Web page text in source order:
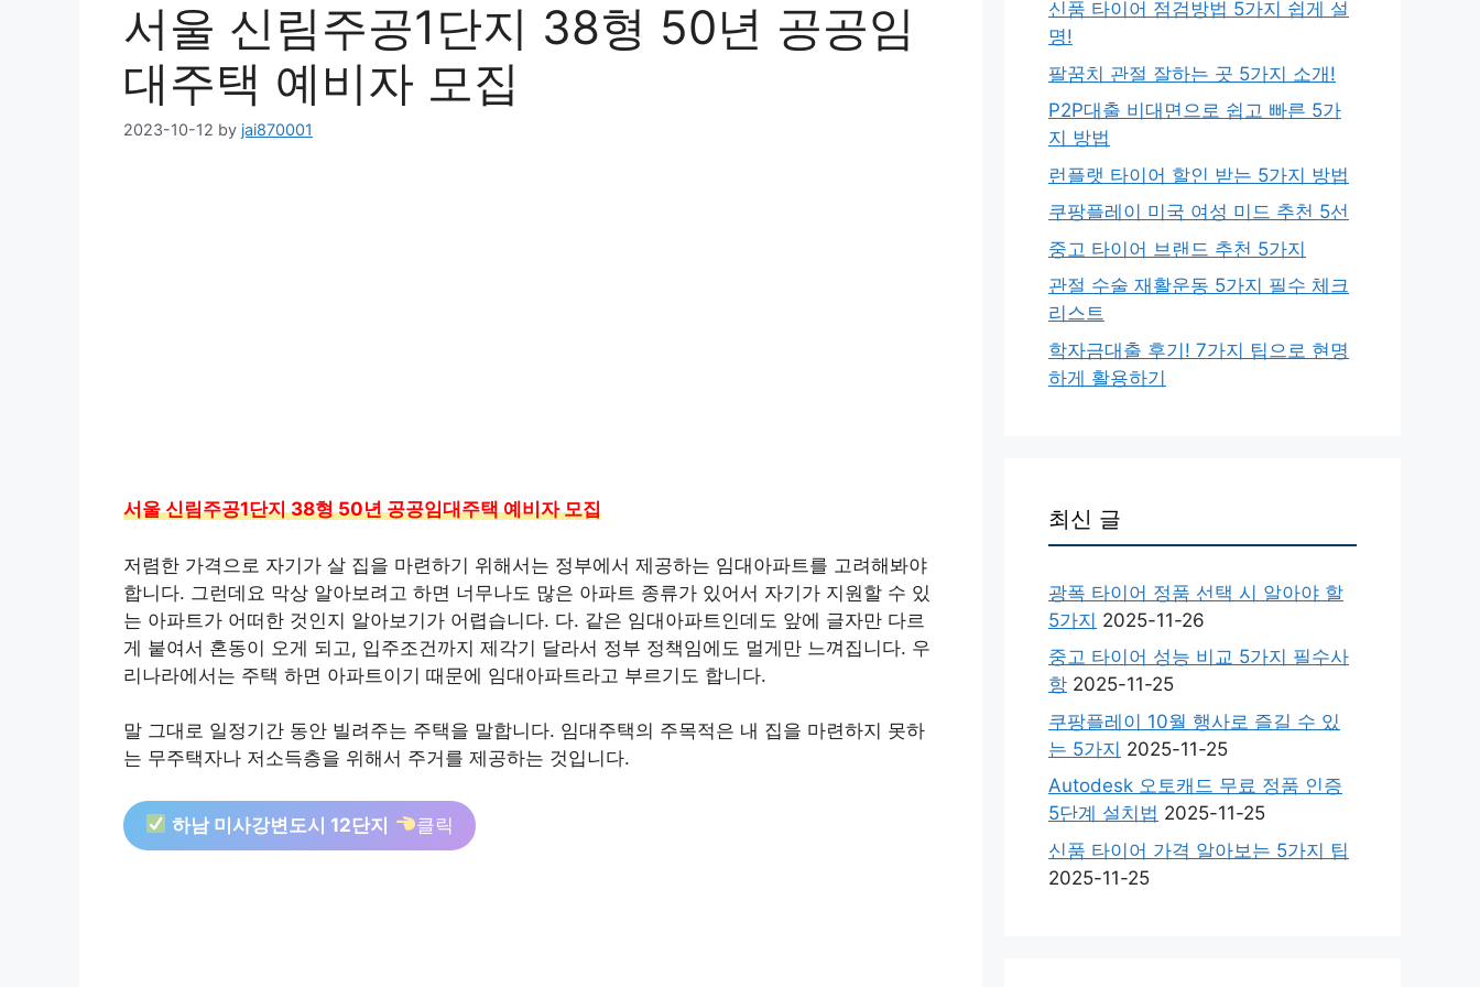
서울 신림주공1단지 38형 50년 공공임
대주택 예비자 모집
2023-10-12 by jai870001
서울 신림주공1단지 38형 50년 공공임대주택 예비자 모집
저렴한 가격으로 자기가 살 집을 마련하기 위해서는 정부에서 제공하는 임대아파트를 고려해봐야
합니다. 그런데요 막상 알아보려고 하면 너무나도 많은 아파트 종류가 있어서 자기가 지원할 수 있
는 아파트가 어떠한 것인지 알아보기가 어렵습니다. 다. 같은 임대아파트인데도 앞에 글자만 다르
게 붙여서 혼동이 오게 되고, 입주조건까지 제각기 달라서 정부 정책임에도 멀게만 느껴집니다. 우
리나라에서는 주택 하면 아파트이기 때문에 임대아파트라고 부르기도 합니다.
말 그대로 일정기간 동안 빌려주는 주택을 말합니다. 임대주택의 주목적은 내 집을 마련하지 못하
는 무주택자나 저소득층을 위해서 주거를 제공하는 것입니다.
하남 미사강변도시 12단지 클릭
신품 타이어 점검방법 5가지 쉽게 설
명!
팔꿈치 관절 잘하는 곳 5가지 소개!
P2P대출 비대면으로 쉽고 빠른 5가
지 방법
런플랫 타이어 할인 받는 5가지 방법
쿠팡플레이 미국 여성 미드 추천 5선
중고 타이어 브랜드 추천 5가지
관절 수술 재활운동 5가지 필수 체크
리스트
학자금대출 후기! 7가지 팁으로 현명
하게 활용하기
최신 글
광폭 타이어 정품 선택 시 알아야 할
5가지 2025-11-26
중고 타이어 성능 비교 5가지 필수사
항 2025-11-25
쿠팡플레이 10월 행사로 즐길 수 있
는 5가지 2025-11-25
Autodesk 오토캐드 무료 정품 인증
5단계 설치법 2025-11-25
신품 타이어 가격 알아보는 5가지 팁
2025-11-25